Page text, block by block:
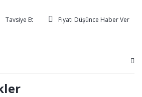
Tavsiye Et
Fiyatı Düşünce Haber Ver